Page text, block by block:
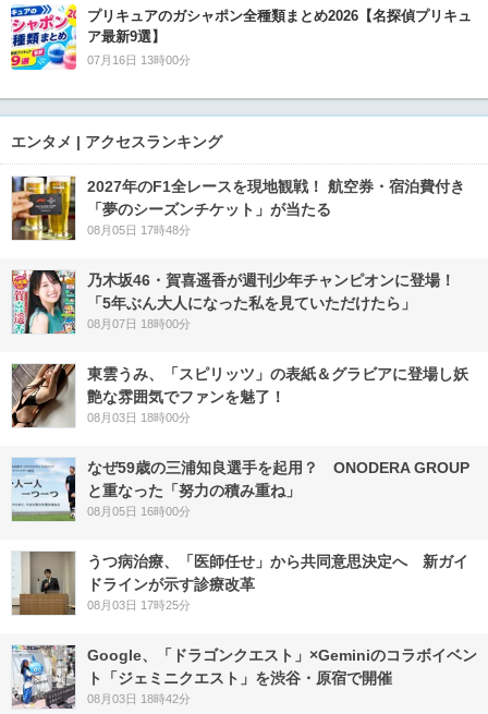
プリキュアのガシャポン全種類まとめ2026【名探偵プリキュ
ア最新9選】
07月16日 13時00分
エンタメ | アクセスランキング
2027年のF1全レースを現地観戦！ 航空券・宿泊費付き
「夢のシーズンチケット」が当たる
08月05日 17時48分
乃木坂46・賀喜遥香が週刊少年チャンピオンに登場！
「5年ぶん大人になった私を見ていただけたら」
08月07日 18時00分
東雲うみ、「スピリッツ」の表紙＆グラビアに登場し妖
艶な雰囲気でファンを魅了！
08月03日 18時00分
なぜ59歳の三浦知良選手を起用？ ONODERA GROUP
と重なった「努力の積み重ね」
08月05日 16時00分
うつ病治療、「医師任せ」から共同意思決定へ 新ガイ
ドラインが示す診療改革
08月03日 17時25分
Google、「ドラゴンクエスト」×Geminiのコラボイベン
ト「ジェミニクエスト」を渋谷・原宿で開催
08月03日 18時42分